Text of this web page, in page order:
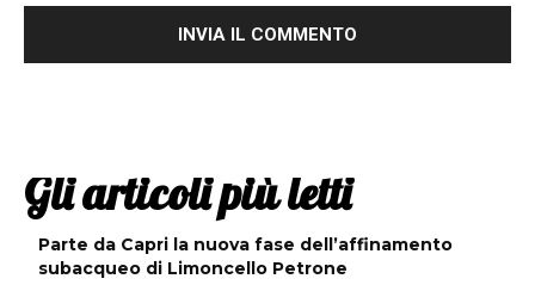
Gli articoli più letti
Parte da Capri la nuova fase dell’affinamento
subacqueo di Limoncello Petrone